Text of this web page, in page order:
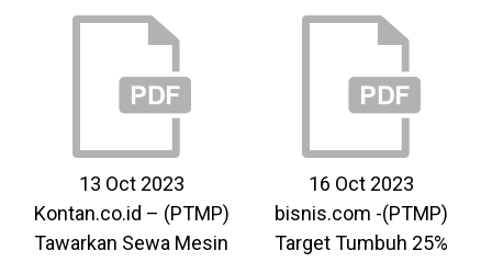
13 Oct 2023
Kontan.co.id – (PTMP)
Tawarkan Sewa Mesin
16 Oct 2023
bisnis.com -(PTMP)
Target Tumbuh 25%